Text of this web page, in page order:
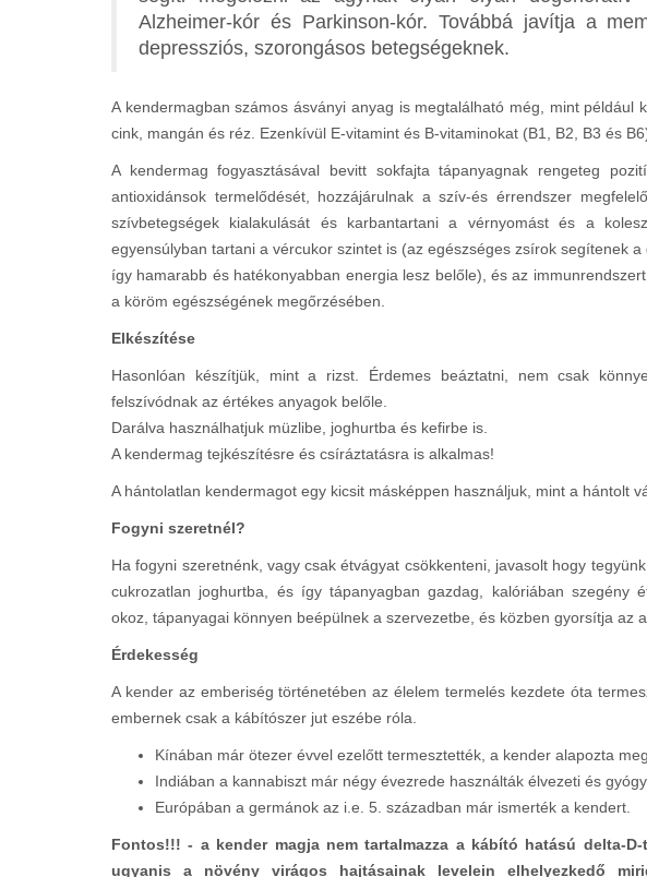
Alzheimer-kór és Parkinson-kór. Továbbá javítja a
depressziós, szorongásos betegségeknek.
A kendermagban számos ásványi anyag is megtalálható még, mint például
cink, mangán és réz. Ezenkívül E-vitamint és B-vitaminokat (B1, B2, B3 és
A kendermag fogyasztásával bevitt sokfajta tápanyagnak rengeteg
antioxidánsok termelődését, hozzájárulnak a szív-és érrendszer
szívbetegségek kialakulását és karbantartani a vérnyomást és a
egyensúlyban tartani a vércukor szintet is (az egészséges zsírok segítenek
így hamarabb és hatékonyabban energia lesz belőle), és az
a köröm egészségének megőrzésében.
Elkészítése
Hasonlóan készítjük, mint a rizst. Érdemes beáztatni, nem csak
felszívódnak az értékes anyagok belőle.
Darálva használhatjuk müzlibe, joghurtba és kefirbe is.
A kendermag tejkészítésre és csíráztatásra is alkalmas!
A hántolatlan kendermagot egy kicsit másképpen használjuk, mint a hántolt
Fogyni szeretnél?
Ha fogyni szeretnénk, vagy csak étvágyat csökkenteni, javasolt hogy
cukrozatlan joghurtba, és így tápanyagban gazdag, kalóriában szegény
okoz, tápanyagai könnyen beépülnek a szervezetbe, és közben gyorsítja az
Érdekesség
A kender az emberiség történetében az élelem termelés kezdete óta
embernek csak a kábítószer jut eszébe róla.
Kínában már ötezer évvel ezelőtt termesztették, a kender alapozta
Indiában a kannabiszt már négy évezrede használták élvezeti és
Európában a germánok az i.e. 5. században már ismerték a kendert.
Fontos!!! - a kender magja nem tartalmazza a kábító hatású delta-D-
ugyanis a növény virágos hajtásainak levelein elhelyezkedő